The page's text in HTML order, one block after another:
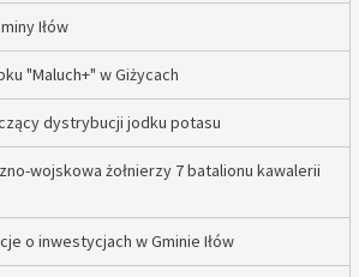
Iłów
"Maluch+" w Giżycach
dystrybucji jodku potasu
wojskowa żołnierzy 7 batalionu kawalerii
o inwestycjach w Gminie Iłów